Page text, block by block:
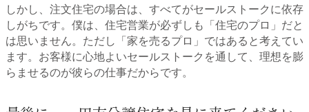
しかし、注文住宅の場合は、すべてがセールストークに依存
しがちです。僕は、住宅営業が必ずしも「住宅のプロ」だと
は思いません。ただし「家を売るプロ」ではあると考えてい
ます。お客様に心地よいセールストークを通して、理想を膨
らませるのが彼らの仕事だからです。